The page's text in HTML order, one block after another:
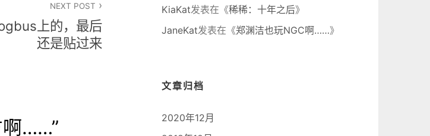
NEXT POST
上的，最后
还是贴过来
啊……”
KiaKat发表在《稀稀：十年之后》
JaneKat发表在《郑渊洁也玩NGC啊……》
文章归档
2020年12月